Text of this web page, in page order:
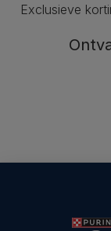
Exclusieve